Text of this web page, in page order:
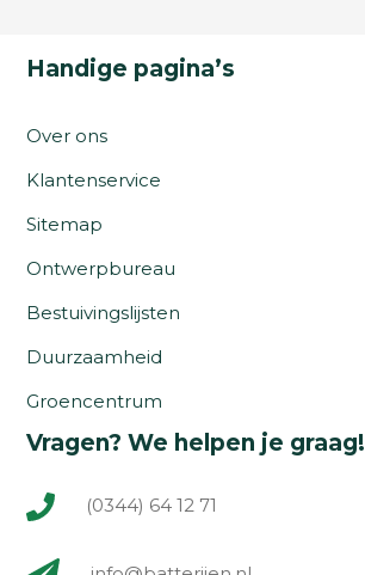
Handige pagina’s
Over ons
Klantenservice
Sitemap
Ontwerpbureau
Bestuivingslijsten
Duurzaamheid
Groencentrum
Vragen? We helpen je graag!
(0344) 64 12 71